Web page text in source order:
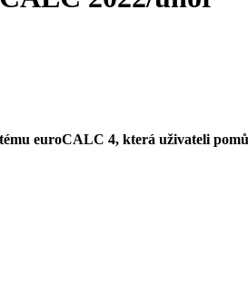
euroCALC 4, která uživateli